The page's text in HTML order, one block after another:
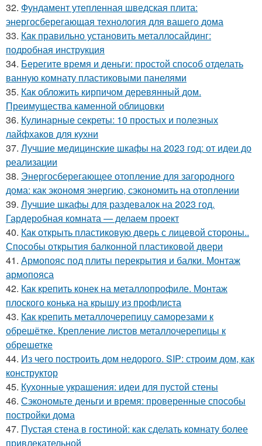
32. Фундамент утепленная шведская плита:
энергосберегающая технология для вашего дома
33. Как правильно установить металлосайдинг:
подробная инструкция
34. Берегите время и деньги: простой способ отделать
ванную комнату пластиковыми панелями
35. Как обложить кирпичом деревянный дом.
Преимущества каменной облицовки
36. Кулинарные секреты: 10 простых и полезных
лайфхаков для кухни
37. Лучшие медицинские шкафы на 2023 год: от идеи до
реализации
38. Энергосберегающее отопление для загородного
дома: как экономя энергию, сэкономить на отоплении
39. Лучшие шкафы для раздевалок на 2023 год.
Гардеробная комната — делаем проект
40. Как открыть пластиковую дверь с лицевой стороны..
Способы открытия балконной пластиковой двери
41. Армопояс под плиты перекрытия и балки. Монтаж
армопояса
42. Как крепить конек на металлопрофиле. Монтаж
плоского конька на крышу из профлиста
43. Как крепить металлочерепицу саморезами к
обрешётке. Крепление листов металлочерепицы к
обрешетке
44. Из чего построить дом недорого. SIP: строим дом, как
конструктор
45. Кухонные украшения: идеи для пустой стены
46. Сэкономьте деньги и время: проверенные способы
постройки дома
47. Пустая стена в гостиной: как сделать комнату более
привлекательной